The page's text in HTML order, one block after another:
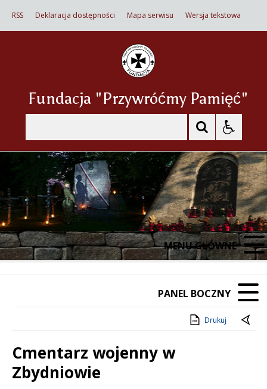
RSS Deklaracja dostępności Mapa serwisu Wersja tekstowa
Fundacja "Przywróćmy Pamięć"
MENU GŁÓWNE
PANEL BOCZNY
Drukuj
Cmentarz wojenny w
Zbydniowie